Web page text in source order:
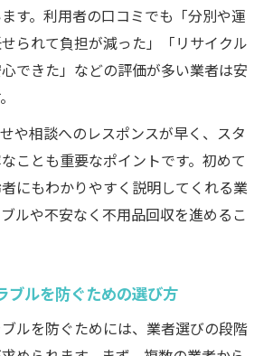
す。利用者の口コミでも「分別や運
られて負担が減った」「リサイクル
できた」などの評価が多い業者は安
や相談へのレスポンスが早く、スタ
ことも重要なポイントです。初めて
にもわかりやすく説明してくれる業
ルや不安なく不用品回収を進めるこ
ブルを防ぐための選び方
ルを防ぐためには、業者選びの段階